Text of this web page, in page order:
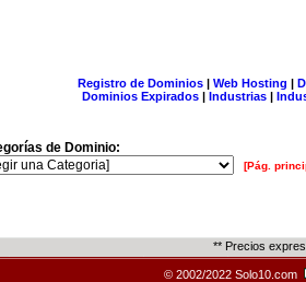
Registro de Dominios| Web Hosting |
Dominios Expirados | Industrias |
de Dominio:
[Pág.
** Precios
© 2002/2022 Solo10.com